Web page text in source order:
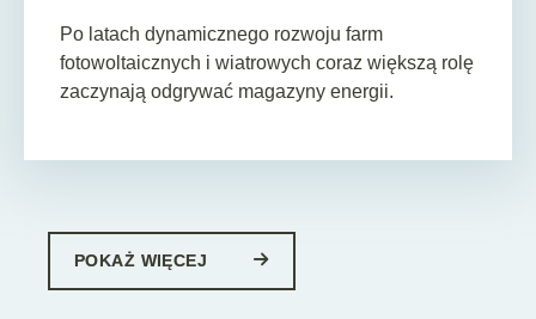
Po latach dynamicznego rozwoju farm
fotowoltaicznych i wiatrowych coraz większą rolę
zaczynają odgrywać magazyny energii.
POKAŻ WIĘCEJ